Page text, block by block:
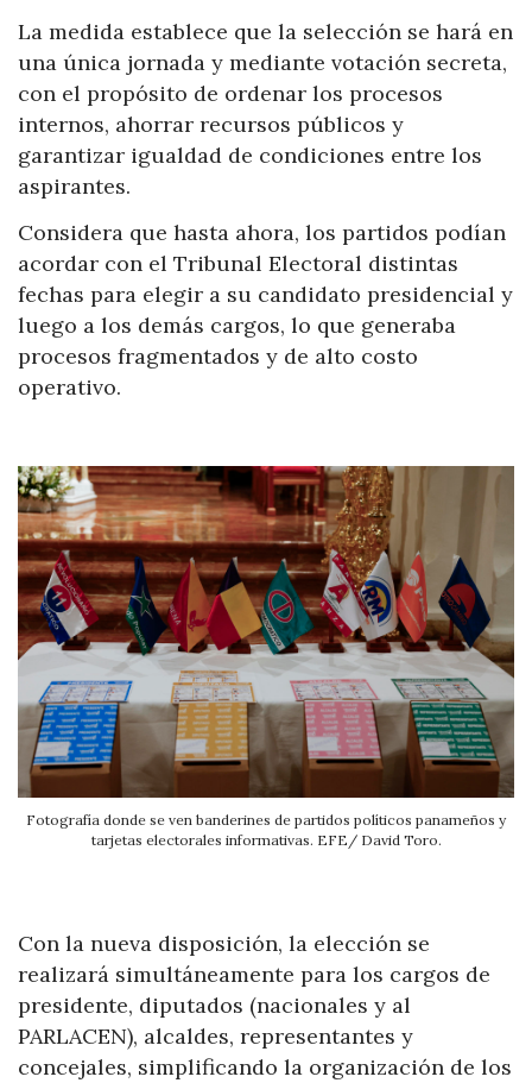
La medida establece que la selección se hará en
una única jornada y mediante votación secreta,
con el propósito de ordenar los procesos
internos, ahorrar recursos públicos y
garantizar igualdad de condiciones entre los
aspirantes.
Considera que hasta ahora, los partidos podían
acordar con el Tribunal Electoral distintas
fechas para elegir a su candidato presidencial y
luego a los demás cargos, lo que generaba
procesos fragmentados y de alto costo
operativo.
Fotografía donde se ven banderines de partidos políticos panameños y
tarjetas electorales informativas. EFE/ David Toro.
Con la nueva disposición, la elección se
realizará simultáneamente para los cargos de
presidente, diputados (nacionales y al
PARLACEN), alcaldes, representantes y
concejales, simplificando la organización de los